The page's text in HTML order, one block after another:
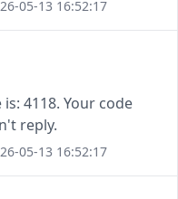
05-13 16:52:17
4118. Your code
reply.
05-13 16:52:17